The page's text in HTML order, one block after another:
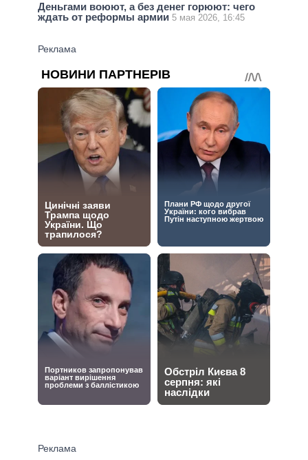
Деньгами воюют, а без денег горюют: чего
ждать от реформы армии 5 мая 2026, 16:45